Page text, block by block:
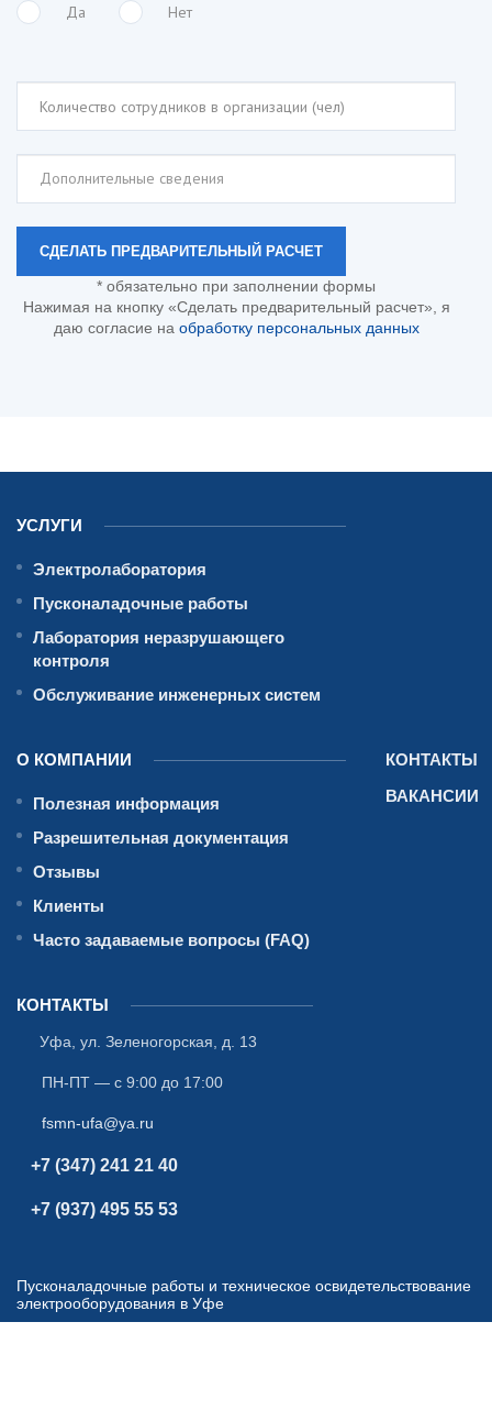
Да Нет
* обязательно при заполнении формы
Нажимая на кнопку «Сделать предварительный расчет», я
даю согласие на обработку персональных данных
УСЛУГИ
Электролаборатория
Пусконаладочные работы
Лаборатория неразрушающего
контроля
Обслуживание инженерных систем
О КОМПАНИИ
Полезная информация
Разрешительная документация
Отзывы
Клиенты
Часто задаваемые вопросы (FAQ)
КОНТАКТЫ
ВАКАНСИИ
КОНТАКТЫ
Уфа ул. Зеленогорская, д. 13
ПН-ПТ — с 9:00 до 17:00
fsmn-ufa@ya.ru
+7 (347) 241 21 40
+7 (937) 495 55 53
Пусконаладочные работы и техническое освидетельствование
электрооборудования в Уфе